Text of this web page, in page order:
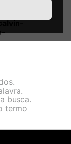
e quais
dados
nosso site,
para
incluindo,
em nossa
busca.
termo